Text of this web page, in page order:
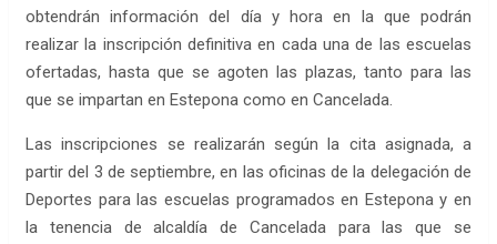
obtendrán información del día y hora en la que podrán
realizar la inscripción definitiva en cada una de las escuelas
ofertadas, hasta que se agoten las plazas, tanto para las
que se impartan en Estepona como en Cancelada.
Las inscripciones se realizarán según la cita asignada, a
partir del 3 de septiembre, en las oficinas de la delegación de
Deportes para las escuelas programados en Estepona y en
la tenencia de alcaldía de Cancelada para las que se